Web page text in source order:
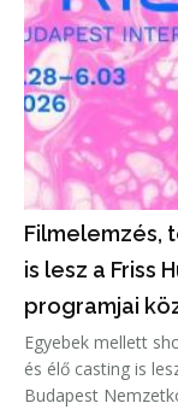
Filmelemzés,
is lesz a Friss
programjai
Egyebek mellett
és élő casting is
Budapest